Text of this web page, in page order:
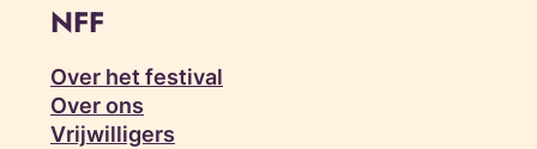
NFF
Over het festival
Over ons
Vrijwilligers